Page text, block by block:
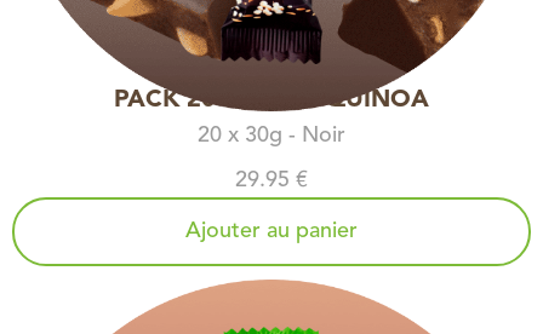
PACK 20 BARRES QUINOA
20 x 30g - Noir
29.95 €
Ajouter au panier